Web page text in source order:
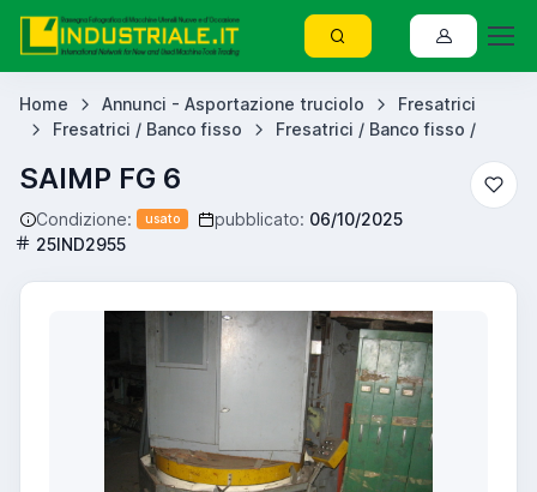
Home Annunci - Asportazione truciolo
Fresatrici
Fresatrici / Banco fisso
Fresatrici / Banco fisso /
SAIMP FG 6
Condizione: usato pubblicato: 06/10/2025
25IND2955